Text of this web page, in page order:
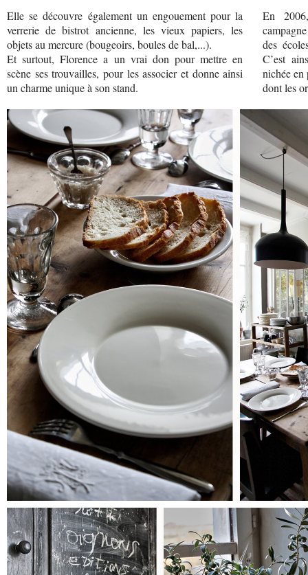
Elle se découvre également un engouement pour la
verrerie de bistrot ancienne, les vieux papiers, les
objets au mercure (bougeoirs, boules de bal,...).
Et surtout, Florence a un vrai don pour mettre en
scène ses trouvailles, pour les associer et donne ainsi
un charme unique à son stand.
En
des
C’est
nichée
dont les